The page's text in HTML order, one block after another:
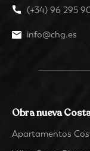
(+34) 96 295
info@chg.es
Obra nueva
Apartamentos